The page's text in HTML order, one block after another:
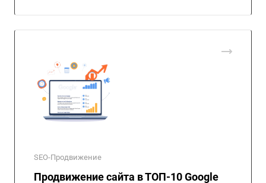
SEO-Продвижение
Продвижение сайта в ТОП-10 Google